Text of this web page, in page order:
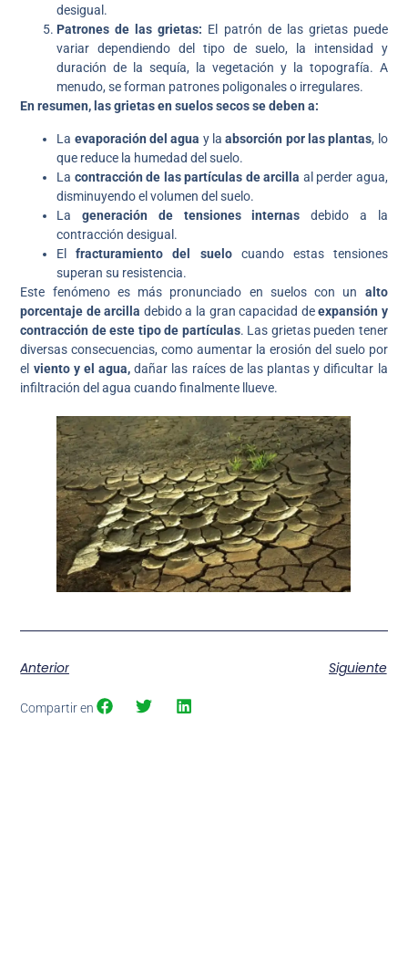
desigual.
Patrones de las grietas: El patrón de las grietas puede
variar dependiendo del tipo de suelo, la intensidad y
duración de la sequía, la vegetación y la topografía. A
menudo, se forman patrones poligonales o irregulares.
En resumen, las grietas en suelos secos se deben a:
La evaporación del agua y laabsorción por las plantas, lo
que reduce la humedad del suelo.
La contracción de las partículas de arcilla al perder agua,
disminuyendo el volumen del suelo.
Lageneración de tensiones internas debido a la
contracción desigual.
Elfracturamiento del suelocuando estas tensiones
superan su resistencia.
Este fenómeno es más pronunciado en suelos con un alto
porcentaje de arcilla debido a la gran capacidad deexpansión y
contracción de este tipo de partículas. Las grietas pueden tener
diversas consecuencias, como aumentar la erosión del suelo por
el viento y el agua,dañar las raíces de las plantas y dificultar la
infiltración del agua cuando finalmente llueve.
Anterior Siguiente
Compartir en